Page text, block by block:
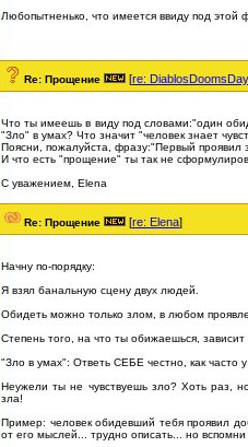
Любопытненько, что имеется ввиду под этой
Re: Прощение [re: DiablosDoomsDay
Что ты имеешь в виду под словами:"один
"Зло" в умах? Что значит "человек знает
Поясни, пожалуйста, фразу:"Первый проявил
И что есть "прощение" ты так не
С уважением, Elena
Re: Прощение [re: Elena]
Начну по-порядку:
Я взял банальную сцену двух людей.
Обидеть можно только злом, в любом
Степень того, на что ты обижаешься, зависит
"Зло в умах": Ответь СЕБЕ честно, как часто
Неужели ты не чувствуешь зло? Хоть раз,
зла!
Пример: человек обидевший тебя проявил
от его мыслей... трудно описать... но вспомни